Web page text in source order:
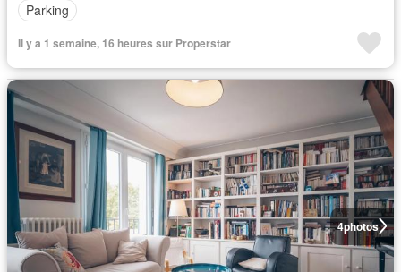
Parking
Il y a 1 semaine, 16 heures sur Properstar
4photos